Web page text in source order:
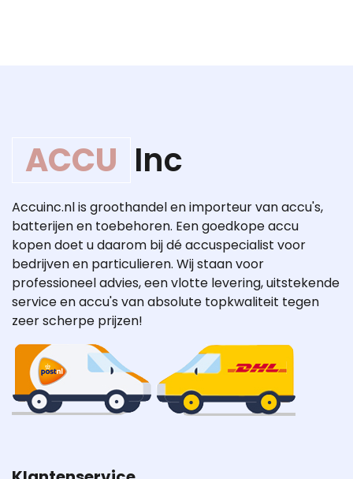
ACCU Inc
Accuinc.nl is groothandel en importeur van accu's,
batterijen en toebehoren. Een goedkope accu
kopen doet u daarom bij dé accuspecialist voor
bedrijven en particulieren. Wij staan voor
professioneel advies, een vlotte levering, uitstekende
service en accu's van absolute topkwaliteit tegen
zeer scherpe prijzen!